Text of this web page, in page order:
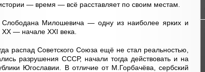
— время — всё расставляет по своим местам.
Слободана Милошевича — одну из наиболее ярких и
ХХ — начале ХХI века.
распад Советского Союза ещё не стал реальностью,
разрушения СССР, начали тогда действовать и на
Югославии. В отличие от М.Горбачёва, сербский